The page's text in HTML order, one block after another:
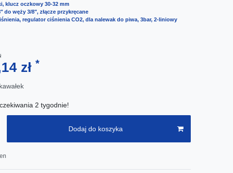
klucz oczkowy 30-32 mm
do węży 3/8", złącze przykręcane
regulator ciśnienia CO2, dla nalewak do piwa, 3bar, 2-liniowy
zł *
kawałek
2 tygodnie!
Dodaj do koszyka